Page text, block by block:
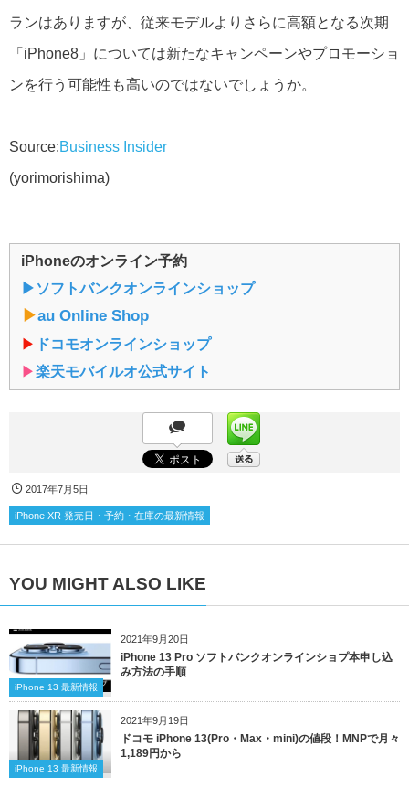
ランはありますが、従来モデルよりさらに高額となる次期
「iPhone8」については新たなキャンペーンやプロモーショ
ンを行う可能性も高いのではないでしょうか。
Source:Business Insider
(yorimorishima)
iPhoneのオンライン予約
▶︎ソフトバンクオンラインショップ
▶︎au Online Shop
▶︎ ドコモオンラインショップ
▶︎楽天モバイルオ公式サイト
2017年7月5日
iPhone XR 発売日・予約・在庫の最新情報
YOU MIGHT ALSO LIKE
2021年9月20日
iPhone 13 最新情報
iPhone 13 Pro ソフトバンクオンラインショプ本申し込
み方法の手順
2021年9月19日
iPhone 13 最新情報
ドコモ iPhone 13(Pro・Max・mini)の値段！MNPで月々
1,189円から